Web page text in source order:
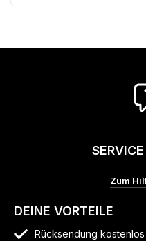
Zum
DEINE VORTEILE
Rücksendung kostenlos